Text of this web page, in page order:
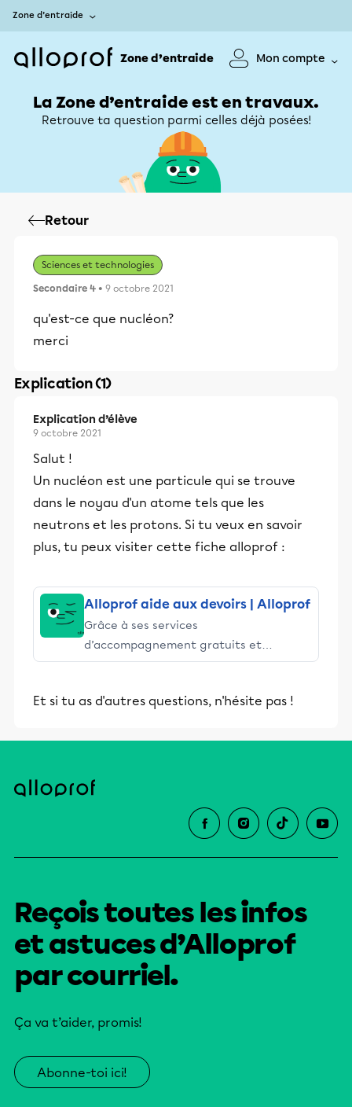
Zone d’entraide
Zone d’entraide Mon compte
La Zone d’entraide est en travaux.
Retrouve ta question parmi celles déjà posées!
Retour
Sciences et technologies
Secondaire 4 • 9 octobre 2021
qu'est-ce que nucléon?
merci
Explication (1)
Explication d’élève
9 octobre 2021
Salut !
Un nucléon est une particule qui se trouve
dans le noyau d'un atome tels que les
neutrons et les protons. Si tu veux en savoir
plus, tu peux visiter cette fiche alloprof :
Alloprof aide aux devoirs | Alloprof
Grâce à ses services
d’accompagnement gratuits et
stimulants, Alloprof engage les élèves
éducative.
Et si tu as d'autres questions, n'hésite pas !
Reçois toutes les infos
et astuces d’Alloprof
par courriel.
Ça va t’aider, promis!
Abonne-toi ici!